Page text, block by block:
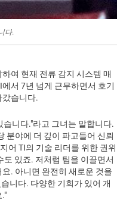
다.
여 현재 전류 감지 시스템 매
서 7년 넘게 근무하면서 호기
갔습니다.
니다."라고 그녀는 말합니다.
분야에 더 깊이 파고들어 신뢰
어 TI의 기술 리더를 위한 권위
도 있죠. 저처럼 팀을 이끌면서
. 아니면 완전히 새로운 것을
니다. 다양한 기회가 있어 개